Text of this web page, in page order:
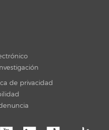
de privacidad